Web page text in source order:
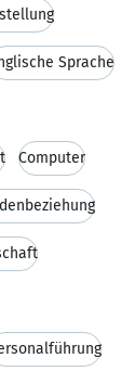
Sprache
Computer